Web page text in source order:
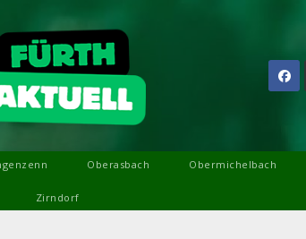
Oberasbach Obermichelbach
Zirndorf